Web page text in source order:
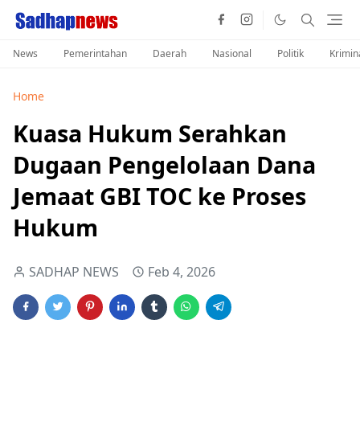
News Pemerintahan Daerah Nasional Politik
Home
Kuasa Hukum Serahkan
Dugaan Pengelolaan Dana
Jemaat GBI TOC ke Proses
Hukum
SADHAP NEWS Feb 4, 2026